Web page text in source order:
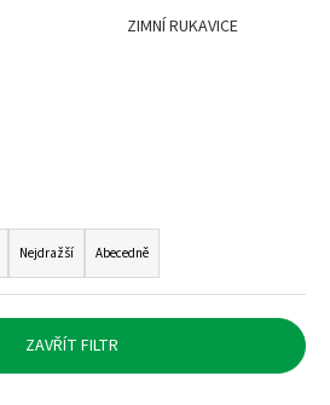
ZIMNÍ RUKAVICE
Nejdražší Abecedně
ZAVŘÍT FILTR